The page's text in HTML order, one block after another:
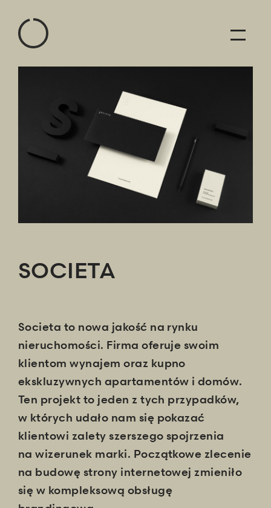
SOCIETA
Societa to nowa jakość na rynku
nieruchomości. Firma oferuje swoim
klientom wynajem oraz kupno
ekskluzywnych apartamentów i domów.
Ten projekt to jeden z tych przypadków,
w których udało nam się pokazać
klientowi zalety szerszego spojrzenia
na wizerunek marki. Początkowe zlecenie
na budowę strony internetowej zmieniło
się w kompleksową obsługę